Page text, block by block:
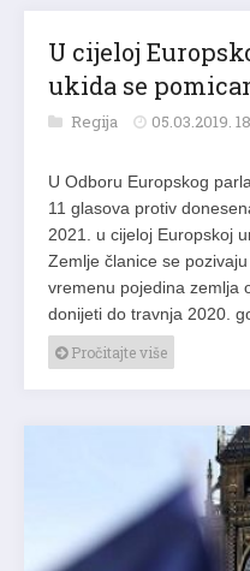
U cijeloj
ukida se
Regija 05.03.2019.
U Odboru Europskog
11 glasova protiv
2021. u cijeloj Europskoj
Zemlje članice se
vremenu pojedina zemlja
donijeti do travnja 2020.
Pročitajte više